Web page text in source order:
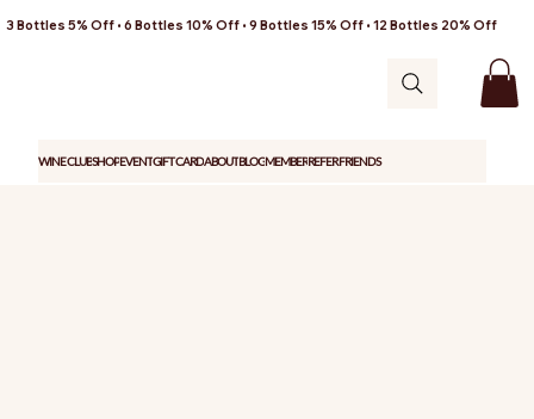
3 Bottles 5% Off • 6 Bottles 10% Off • 9 Bottles 15% Off • 12 Bottles 20% Off
WINE CLUBSHOPEVENTGIFT CARDABOUTBLOGMEMBERREFER FRIENDS